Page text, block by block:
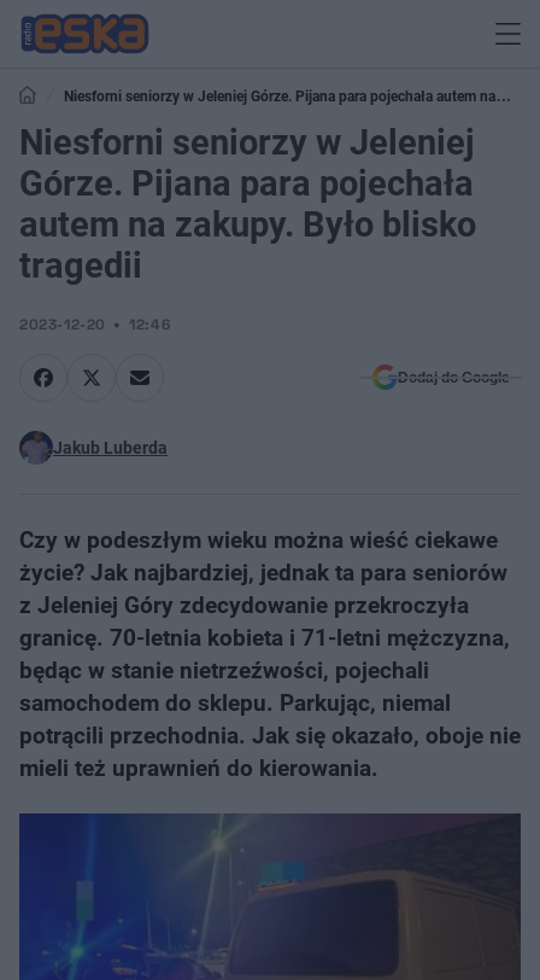
Niesforni seniorzy w Jeleniej Górze. Pijana para pojechała autem na
zakupy. Było blisko tragedii
Niesforni seniorzy w Jeleniej
Górze. Pijana para pojechała
autem na zakupy. Było blisko
tragedii
2023-12-20 12:46
Dodaj do Google
Jakub Luberda
Czy w podeszłym wieku można wieść ciekawe
życie? Jak najbardziej, jednak ta para seniorów
z Jeleniej Góry zdecydowanie przekroczyła
granicę. 70-letnia kobieta i 71-letni mężczyzna,
będąc w stanie nietrzeźwości, pojechali
samochodem do sklepu. Parkując, niemal
potrącili przechodnia. Jak się okazało, oboje nie
mieli też uprawnień do kierowania.